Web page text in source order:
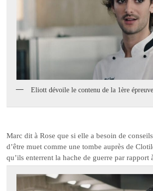
Eliott dévoile le contenu de la 1ère épreuve
Marc dit à Rose que si elle a besoin de
d’être muet comme une tombe auprès de
qu’ils enterrent la hache de guerre par rapport